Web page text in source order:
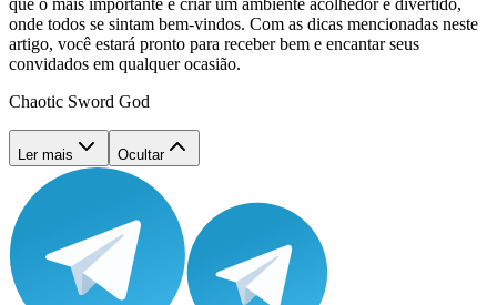
que o mais importante é criar um ambiente acolhedor e divertido,
onde todos se sintam bem-vindos. Com as dicas mencionadas neste
artigo, você estará pronto para receber bem e encantar seus
convidados em qualquer ocasião.
Chaotic Sword God
Ler mais Ocultar